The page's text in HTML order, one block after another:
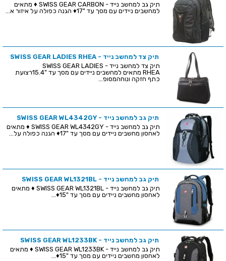
תיק גב למחשב נייד - SWISS GEAR CARBON ♦ מתאים
למחשבים ניידים עם מסך עד "17♦ הגנה כפולה על איזור א...
תיק צד למחשב נייד - SWISS GEAR LADIES RHEA
תיק צד למחשב נייד - SWISS GEAR LADIES
RHEA מתאים למחשבים ניידים עם מסך עד "15.4רצועת
כתף חזקה ונוחהמסופ...
תיק גב למחשב נייד - SWISS GEAR WL4342GY
תיק גב למחשב נייד - SWISS GEAR WL4342GY ♦ מתאים
לאחסון מחשבים ניידים עם מסך עד "17♦ הגנה כפולה על...
תיק גב למחשב נייד - SWISS GEAR WL1321BL
תיק גב למחשב נייד - SWISS GEAR WL1321BL ♦ מתאים
לאחסון מחשבים ניידים עם מסך עד "15♦...
תיק גב למחשב נייד - SWISS GEAR WL1233BK
תיק גב למחשב נייד - SWISS GEAR WL1233BK ♦ מתאים
לאחסון מחשבים ניידים עם מסך עד "15♦...